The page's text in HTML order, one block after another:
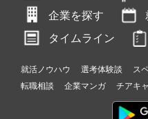
企業を探す
タイムライン
就活ノウハウ 選考体験談 ス
転職相談
企業マンガ チアキ